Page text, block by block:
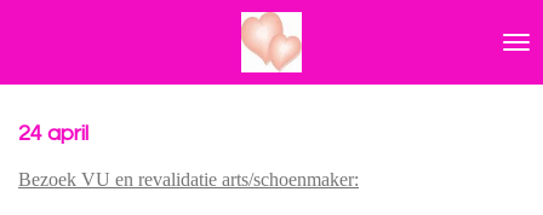
hoofdinhoud
24 april
Bezoek VU en revalidatie arts/schoenmaker: